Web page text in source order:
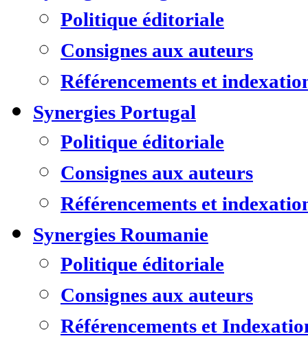
Politique éditoriale
Consignes aux auteurs
Référencements et
Synergies Portugal
Politique éditoriale
Consignes aux auteurs
Référencements et
Synergies Roumanie
Politique éditoriale
Consignes aux auteurs
Référencements et